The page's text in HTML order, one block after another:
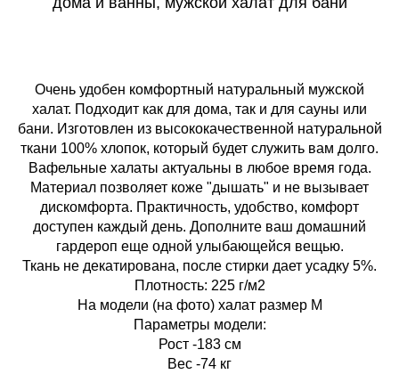
Очень удобен комфортный натуральный мужской
халат. Подходит как для дома, так и для сауны или
бани. Изготовлен из высококачественной натуральной
ткани 100% хлопок, который будет служить вам долго.
Вафельные халаты актуальны в любое время года.
Материал позволяет коже "дышать" и не вызывает
дискомфорта. Практичность, удобство, комфорт
доступен каждый день. Дополните ваш домашний
гардероп еще одной улыбающейся вещью.
Ткань не декатирована, после стирки дает усадку 5%.
Плотность: 225 г/м2
На модели (на фото) халат размер M
Параметры модели:
Рост -183 см
Вес -74 кг